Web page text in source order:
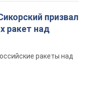
призвал
ракет над
ракеты над